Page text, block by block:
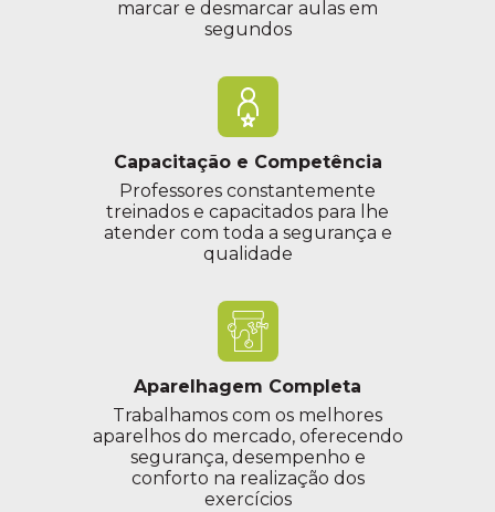
marcar e desmarcar aulas em
segundos
Capacitação e Competência
Professores constantemente
treinados e capacitados para lhe
atender com toda a segurança e
qualidade
Aparelhagem Completa
Trabalhamos com os melhores
aparelhos do mercado, oferecendo
segurança, desempenho e
conforto na realização dos
exercícios